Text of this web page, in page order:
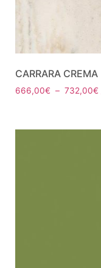
CARRARA CREMA
666,00€ – 732,00€